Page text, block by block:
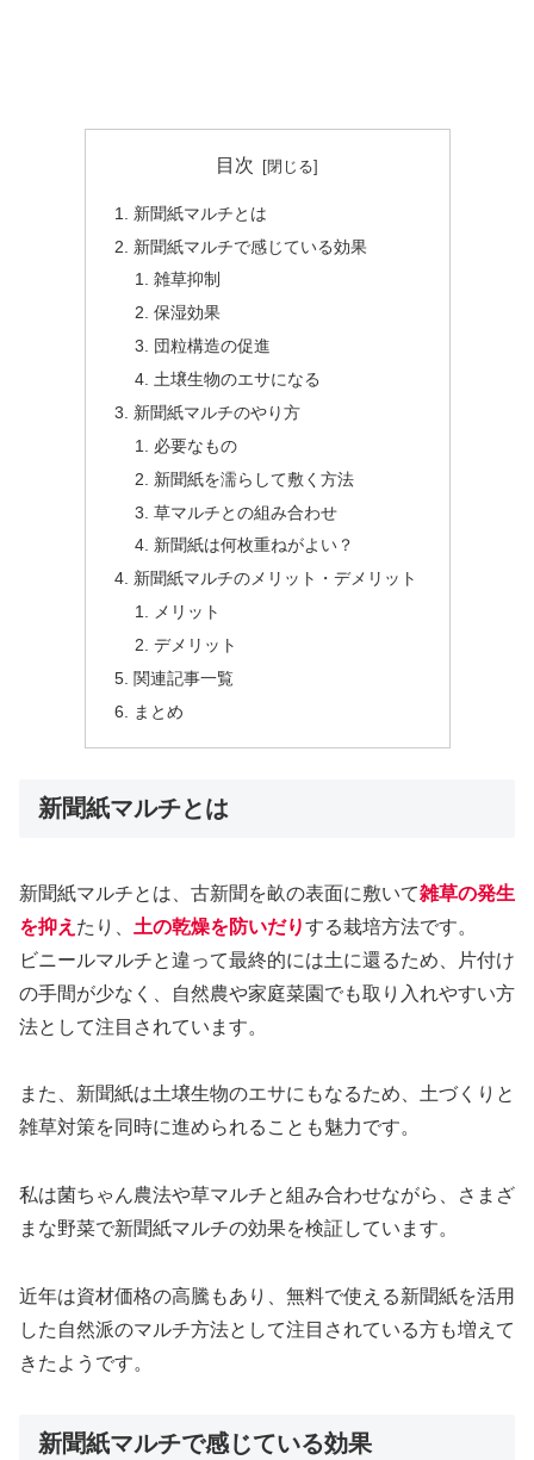
目次
新聞紙マルチとは
新聞紙マルチで感じている効果
雑草抑制
保湿効果
団粒構造の促進
土壌生物のエサになる
新聞紙マルチのやり方
必要なもの
新聞紙を濡らして敷く方法
草マルチとの組み合わせ
新聞紙は何枚重ねがよい？
新聞紙マルチのメリット・デメリット
メリット
デメリット
関連記事一覧
まとめ
新聞紙マルチとは
新聞紙マルチとは、古新聞を畝の表面に敷いて雑草の発生
を抑え たり、 土の乾燥を防いだりする栽培方法です。
ビニールマルチと違って最終的には土に還るため、片付け
の手間が少なく、自然農や家庭菜園でも取り入れやすい方
法として注目されています。
また、新聞紙は土壌生物のエサにもなるため、土づくりと
雑草対策を同時に進められることも魅力です。
私は菌ちゃん農法や草マルチと組み合わせながら、さまざ
まな野菜で新聞紙マルチの効果を検証しています。
近年は資材価格の高騰もあり、無料で使える新聞紙を活用
した自然派のマルチ方法として注目されている方も増えて
きたようです。
新聞紙マルチで感じている効果